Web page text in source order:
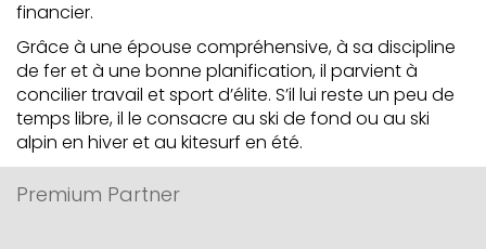
financier.
Grâce à une épouse compréhensive, à sa discipline
de fer et à une bonne planification, il parvient à
concilier travail et sport d’élite. S’il lui reste un peu de
temps libre, il le consacre au ski de fond ou au ski
alpin en hiver et au kitesurf en été.
Premium Partner